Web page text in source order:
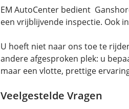
EM AutoCenter bedient
een vrijblijvende inspectie. Ook
U hoeft niet naar ons toe te
andere afgesproken plek: u
maar een vlotte, prettige
Veelgestelde Vragen